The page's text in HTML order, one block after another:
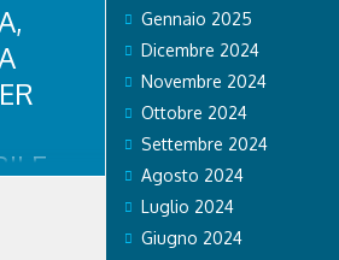
Gennaio 2025
Dicembre 2024
Novembre 2024
Ottobre 2024
Settembre 2024
Agosto 2024
Luglio 2024
Giugno 2024